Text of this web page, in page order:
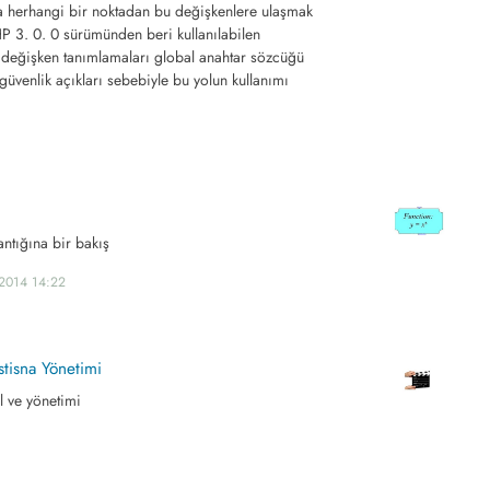
herhangi bir noktadan bu değişkenlere ulaşmak
3. 0. 0 sürümünden beri kullanılabilen
tanımlamaları global anahtar sözcüğü
açıkları sebebiyle bu yolun kullanımı
bir bakış
14:22
Yönetimi
ve yönetimi